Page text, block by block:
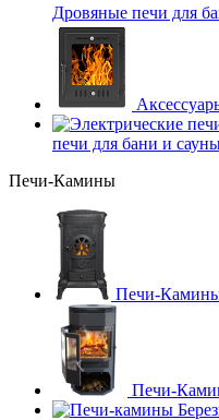
Дровяные печи для
печи для бани и
Печи-Камины
Печи-
Печи-